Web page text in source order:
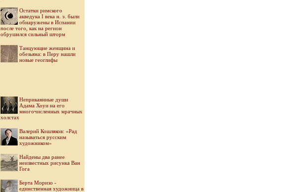
Остатки римского
акведука I века н. э. были
обнаружены в Испании
после того, как на регион
обрушился сильный шторм
Танцующие женщина и
обезьяна: в Перу нашли
новые геоглифы
Неприкаянные души
Адама Хоуи на его
многочисленных мрачных
холстах
Валерий Кошляков: «Рад
называться русским
художником»
Найдены два ранее
неизвестных рисунка Ван
Гога
Берта Моризо -
единственная художница в